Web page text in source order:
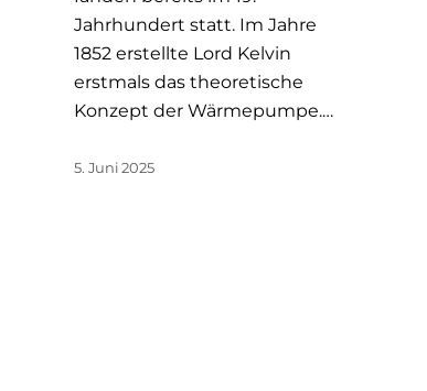
Jahrhundert statt. Im Jahre
1852 erstellte Lord Kelvin
erstmals das theoretische
Konzept der Wärmepumpe.…
5. Juni 2025